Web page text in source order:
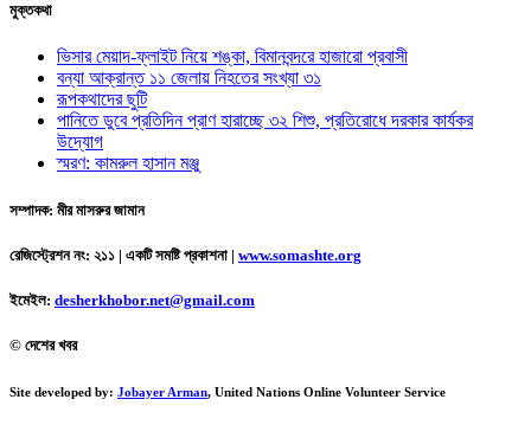
মুক্তকথা
ভিসার মেয়াদ-ফ্লাইট নিয়ে শঙ্কা, বিমানবন্দরে হাজারো প্রবাসী
বন্যা আক্রান্ত ১১ জেলায় নিহতের সংখ্যা ৩১
রূপকথাদের ছুটি
পানিতে ডুবে প্রতিদিন প্রাণ হারাচ্ছে ৩২ শিশু, প্রতিরোধে দরকার কার্যকর
উদ্যোগ
স্মরণ: কামরুল হাসান মঞ্জু
সম্পাদক: মীর মাসরুর জামান
রেজিস্ট্রেশন নং: ২১১ | একটি সমষ্টি প্রকাশনা | www.somashte.org
ইমেইল: desherkhobor.net@gmail.com
© দেশের খবর
Site developed by: Jobayer Arman, United Nations Online Volunteer Service